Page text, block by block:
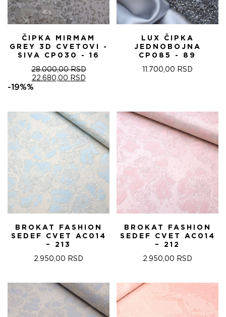
ČIPKA MIRMAM
GREY 3D CVETOVI -
SIVA CP030 - 16
28.000,00RSD
ОРИГИНАЛНА
ЦЕНА
28.000,00 RSD.
22.680,00 RSDТРЕНУТНА
-19%%
LUX ČIPKA
JEDNOBOJNA
CP085 - 89
11.700,00 RSD
BROKAT FASHION
SEDEF CVET AC014
– 213
2.950,00 RSD
BROKAT FASHION
SEDEF CVET AC014
– 212
2.950,00 RSD